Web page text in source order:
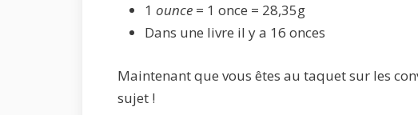
1 ounce = 1 once = 28,35g
Dans une livre il y a 16 onces
Maintenant que vous êtes au taquet sur les
sujet !